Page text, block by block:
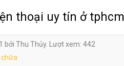
thoại uy tín ở tphcm
Thu Thủy. Lượt xem: 442
chữa